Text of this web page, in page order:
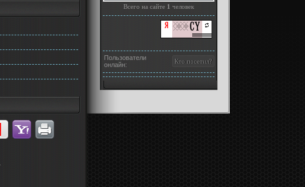
Всего на сайте 1 человек
Пользователи
онлайн: